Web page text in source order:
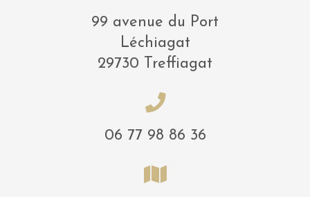
99 avenue du Port
Léchiagat
29730 Treffiagat
06 77 98 86 36